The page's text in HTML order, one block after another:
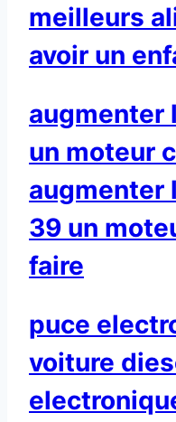
meilleurs
avoir un
augmenter
un moteur
augmenter
39 un
faire
puce
voiture